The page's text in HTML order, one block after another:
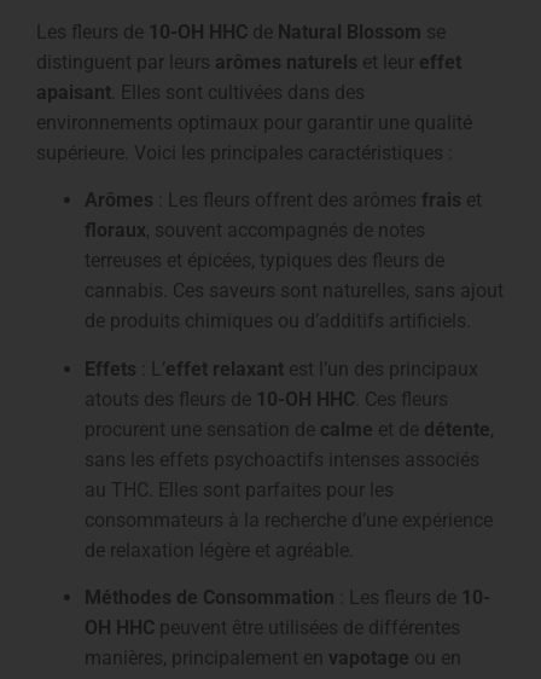
Les fleurs de 10-OH HHC de Natural Blossom se
distinguent par leurs arômes naturels et leur effet
apaisant . Elles sont cultivées dans des
environnements optimaux pour garantir une qualité
supérieure. Voici les principales caractéristiques :
Arômes : Les fleurs offrent des arômes frais et
floraux, souvent accompagnés de notes
terreuses et épicées, typiques des fleurs de
cannabis. Ces saveurs sont naturelles, sans ajout
de produits chimiques ou d’additifs artificiels.
Effets : L’effet relaxant est l’un des principaux
atouts des fleurs de 10-OH HHC . Ces fleurs
procurent une sensation de calme et de détente,
sans les effets psychoactifs intenses associés
au THC. Elles sont parfaites pour les
consommateurs à la recherche d’une expérience
de relaxation légère et agréable.
Méthodes de Consommation : Les fleurs de 10-
OH HHC peuvent être utilisées de différentes
manières, principalement en vapotage ou en